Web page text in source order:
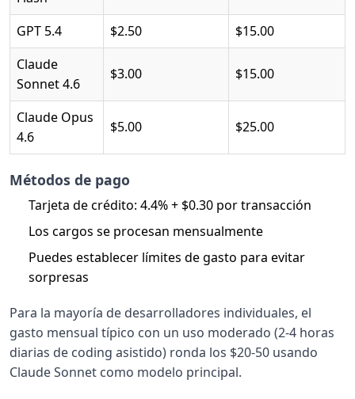
GPT 5.4 $2.50
$15.00
Claude
Sonnet 4.6
$3.00 $15.00
Claude Opus
4.6
$5.00 $25.00
Métodos de pago
Tarjeta de crédito: 4.4% + $0.30 por transacción
Los cargos se procesan mensualmente
Puedes establecer límites de gasto para evitar
sorpresas
Para la mayoría de desarrolladores individuales, el
gasto mensual típico con un uso moderado (2-4 horas
diarias de coding asistido) ronda los $20-50 usando
Claude Sonnet como modelo principal.